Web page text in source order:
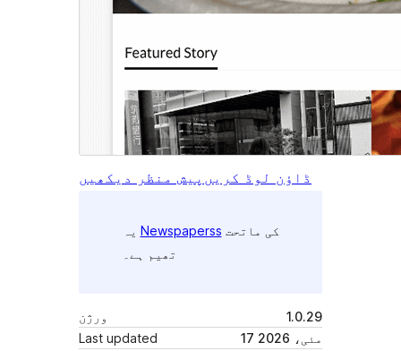
پیش منظر دیکھیں ڈاؤن لوڈ کریں
Newspaperss
تھیم ہے۔
ورژن
1.0.29
Last updated
17 مئی، 2026